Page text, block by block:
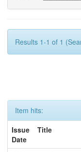
Results 1-1 of 1
Item hits:
Issue
Date
Title